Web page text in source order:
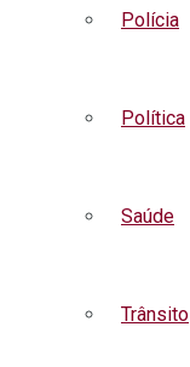
Polícia
Política
Saúde
Trânsito